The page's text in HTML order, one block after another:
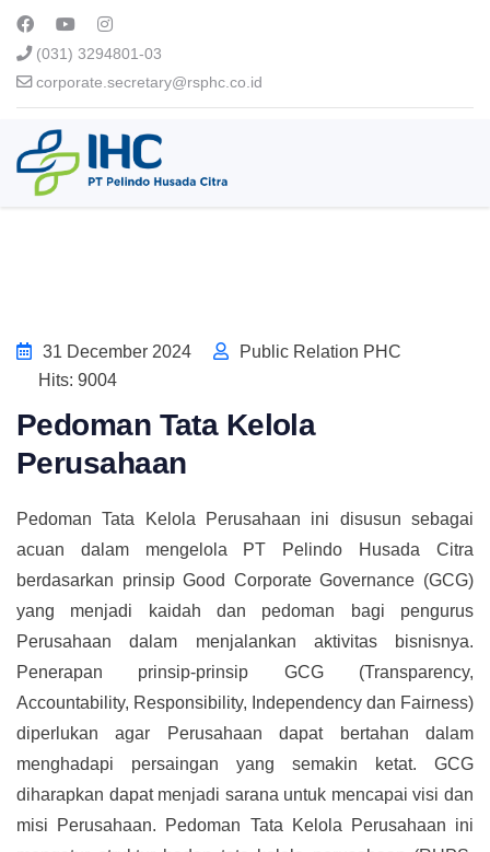
(031) 3294801-03
corporate.secretary@rsphc.co.id
31 December 2024
Public Relation PHC
Hits: 9004
Pedoman Tata Kelola
Perusahaan
Pedoman Tata Kelola Perusahaan ini disusun sebagai
acuan dalam mengelola PT Pelindo Husada Citra
berdasarkan prinsip Good Corporate Governance (GCG)
yang menjadi kaidah dan pedoman bagi pengurus
Perusahaan dalam menjalankan aktivitas bisnisnya.
Penerapan prinsip-prinsip GCG (Transparency,
Accountability, Responsibility, Independency dan Fairness)
diperlukan agar Perusahaan dapat bertahan dalam
menghadapi persaingan yang semakin ketat. GCG
diharapkan dapat menjadi sarana untuk mencapai visi dan
misi Perusahaan. Pedoman Tata Kelola Perusahaan ini